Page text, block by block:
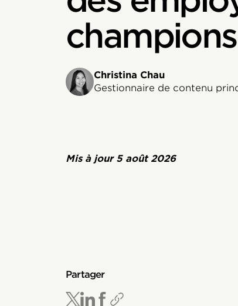
Christina Chau
Gestionnaire de contenu
Mis à jour 5 août 2026
Partager